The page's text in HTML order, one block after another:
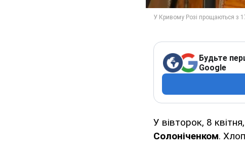
Будьте
Google
У вівторок, 8 квітня,
Солоніченком.